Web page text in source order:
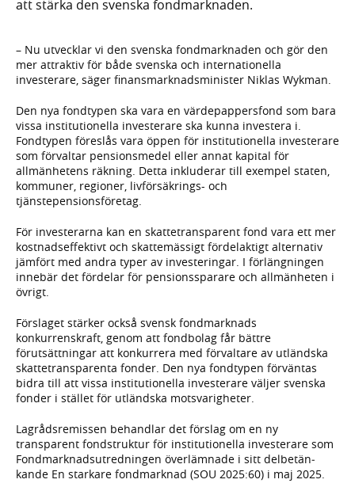
att stärka den svenska fondmarknaden.
– Nu utvecklar vi den svenska fondmarknaden och gör den
mer attraktiv för både svenska och internationella
investerare, säger finansmarknadsminister Niklas Wykman.
Den nya fondtypen ska vara en värdepappersfond som bara
vissa institutionella investerare ska kunna investera i.
Fondtypen föreslås vara öppen för institutionella investerare
som förvaltar pensionsmedel eller annat kapital för
allmänhetens räkning. Detta inkluderar till exempel staten,
kommuner, regioner, livförsäkrings- och
tjänstepensionsföretag.
För investerarna kan en skattetransparent fond vara ett mer
kostnadseffektivt och skattemässigt fördelaktigt alternativ
jämfört med andra typer av investeringar. I förlängningen
innebär det fördelar för pensionssparare och allmänheten i
övrigt.
Förslaget stärker också svensk fondmarknads
konkurrenskraft, genom att fondbolag får bättre
förutsättningar att konkurrera med förvaltare av utländska
skattetransparenta fonder. Den nya fondtypen förväntas
bidra till att vissa institutionella investerare väljer svenska
fonder i stället för utländska motsvarigheter.
Lagrådsremissen behandlar det förslag om en ny
transparent fondstruktur för institutionella investerare som
Fondmarknadsutredningen överlämnade i sitt delbetän­
kande En starkare fondmarknad (SOU 2025:60) i maj 2025.